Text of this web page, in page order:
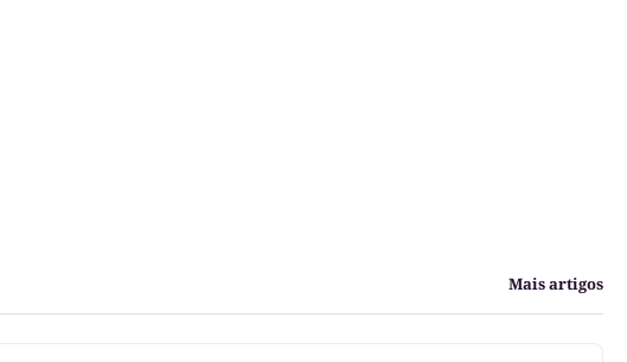
Mais artigos